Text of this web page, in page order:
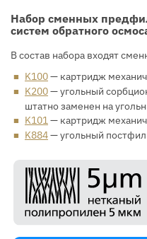
Набор сменных
систем обратного
В состав набора входят
K100— картридж
K200— угольный
штатно заменен на
K101— картридж
K884— угольный